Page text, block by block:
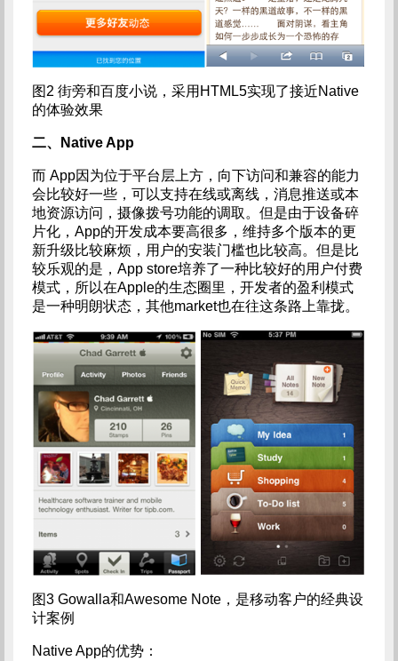
图2 街旁和百度小说，采用HTML5实现了接近Native
的体验效果
二、Native App
而 App因为位于平台层上方，向下访问和兼容的能力
会比较好一些，可以支持在线或离线，消息推送或本
地资源访问，摄像拨号功能的调取。但是由于设备碎
片化，App的开发成本要高很多，维持多个版本的更
新升级比较麻烦，用户的安装门槛也比较高。但是比
较乐观的是，App store培养了一种比较好的用户付费
模式，所以在Apple的生态圈里，开发者的盈利模式
是一种明朗状态，其他market也在往这条路上靠拢。
图3 Gowalla和Awesome Note，是移动客户的经典设
计案例
Native App的优势：